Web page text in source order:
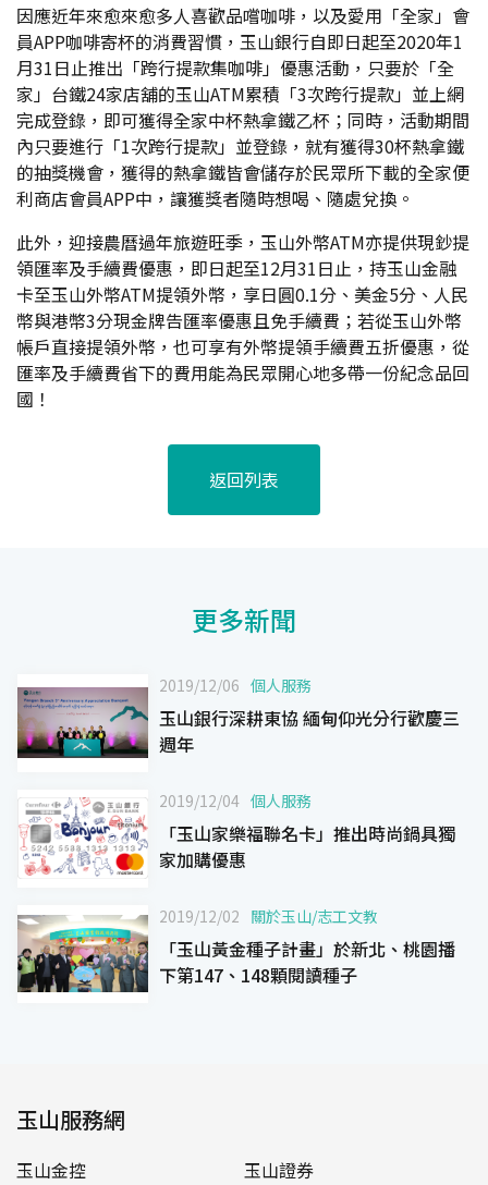
因應近年來愈來愈多人喜歡品嚐咖啡，以及愛用「全家」會
員APP咖啡寄杯的消費習慣，玉山銀行自即日起至2020年1
月31日止推出「跨行提款集咖啡」優惠活動，只要於「全
家」台鐵24家店舖的玉山ATM累積「3次跨行提款」並上網
完成登錄，即可獲得全家中杯熱拿鐵乙杯；同時，活動期間
內只要進行「1次跨行提款」並登錄，就有獲得30杯熱拿鐵
的抽獎機會，獲得的熱拿鐵皆會儲存於民眾所下載的全家便
利商店會員APP中，讓獲獎者隨時想喝、隨處兌換。
此外，迎接農曆過年旅遊旺季，玉山外幣ATM亦提供現鈔提
領匯率及手續費優惠，即日起至12月31日止，持玉山金融
卡至玉山外幣ATM提領外幣，享日圓0.1分、美金5分、人民
幣與港幣3分現金牌告匯率優惠且免手續費；若從玉山外幣
帳戶直接提領外幣，也可享有外幣提領手續費五折優惠，從
匯率及手續費省下的費用能為民眾開心地多帶一份紀念品回
國！
返回列表
更多新聞
2019/12/06 個人服務
玉山銀行深耕東協 緬甸仰光分行歡慶三
週年
2019/12/04 個人服務
「玉山家樂福聯名卡」推出時尚鍋具獨
家加購優惠
2019/12/02 關於玉山/志工文教
「玉山黃金種子計畫」於新北、桃園播
下第147、148顆閱讀種子
玉山服務網
玉山金控
玉山證券